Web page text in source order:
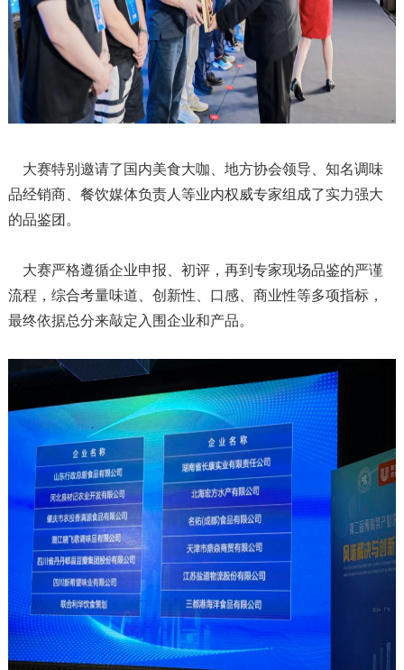
大赛特别邀请了国内美食大咖、地方协会领导、知名调味
品经销商、餐饮媒体负责人等业内权威专家组成了实力强大
的品鉴团。
大赛严格遵循企业申报、初评，再到专家现场品鉴的严谨
流程，综合考量味道、创新性、口感、商业性等多项指标，
最终依据总分来敲定入围企业和产品。